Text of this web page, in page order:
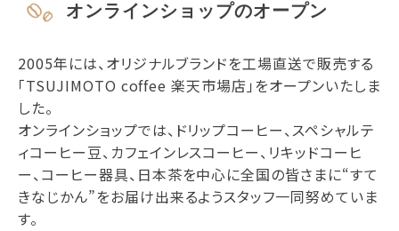
オンラインショップのオープン
2005年には、オリジナルブランドを工場直送で販売する
「TSUJIMOTO coffee 楽天市場店」をオープンいたしま
した。
オンラインショップでは、ドリップコーヒー、スペシャルテ
ィコーヒー豆、カフェインレスコーヒー、リキッドコーヒ
ー、コーヒー器具、日本茶を中心に全国の皆さまに“すて
きなじかん”をお届け出来るようスタッフ一同努めていま
す。